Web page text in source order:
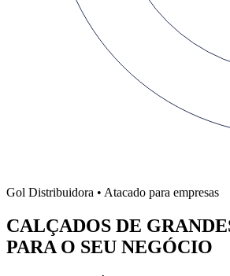
Gol Distribuidora • Atacado para empresas
CALÇADOS DE
PARA O SEU NEGÓCIO